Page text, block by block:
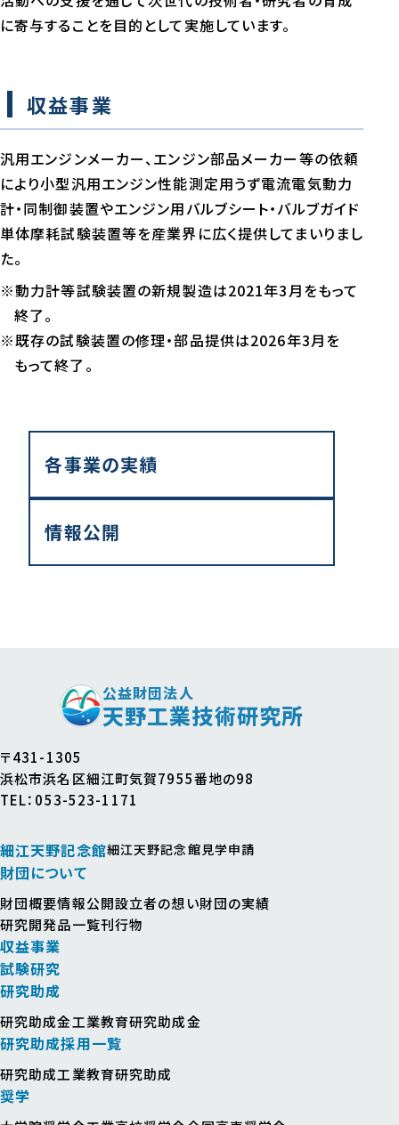
に寄与することを目的として実施しています。
収益事業
汎用エンジンメーカー、エンジン部品メーカー等の依頼
により小型汎用エンジン性能測定用うず電流電気動力
計・同制御装置やエンジン用バルブシート・バルブガイド
単体摩耗試験装置等を産業界に広く提供してまいりまし
た。
※動力計等試験装置の新規製造は2021年3月をもって
終了。
※既存の試験装置の修理・部品提供は2026年3月を
もって終了。
各事業の実績
情報公開
公益財団法人
天野工業技術研究所
〒431-1305
浜松市浜名区細江町気賀7955番地の98
TEL：053-523-1171
細江天野記念館細江天野記念館見学申請
財団について
財団概要情報公開設立者の想い財団の実績
研究開発品一覧刊行物
収益事業
試験研究
研究助成
研究助成金工業教育研究助成金
研究助成採用一覧
研究助成工業教育研究助成
奨学